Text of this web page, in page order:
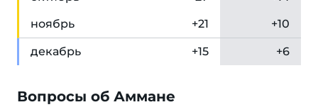
ноябрь +21 +10
декабрь +15 +6
Вопросы об Аммане